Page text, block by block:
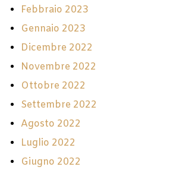
Febbraio 2023
Gennaio 2023
Dicembre 2022
Novembre 2022
Ottobre 2022
Settembre 2022
Agosto 2022
Luglio 2022
Giugno 2022